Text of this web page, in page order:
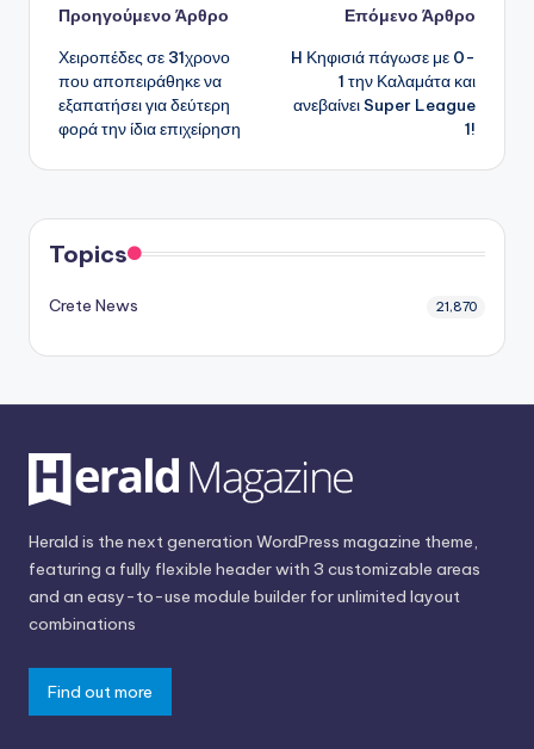
Πλοήγηση
δημοσιεύσεων
Προηγούμενο Άρθρο
Χειροπέδες σε 31χρονο
που αποπειράθηκε να
εξαπατήσει για δεύτερη
φορά την ίδια επιχείρηση
Επόμενο Άρθρο
H Κηφισιά πάγωσε με 0-
1 την Καλαμάτα και
ανεβαίνει Super League
1!
Topics
Crete News 21,870
Herald is the next generation WordPress magazine theme,
featuring a fully flexible header with 3 customizable areas
and an easy-to-use module builder for unlimited layout
combinations
Find out more